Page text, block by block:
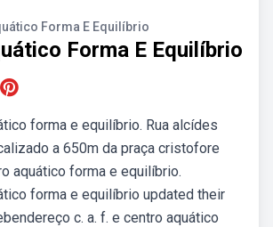
Forma E Equilíbrio
Forma E Equilíbrio
forma e equilíbrio. Rua alcídes
a 650m da praça cristofore
aquático forma e equilíbrio.
forma e equilíbrio updated their
c. a. f. e centro aquático